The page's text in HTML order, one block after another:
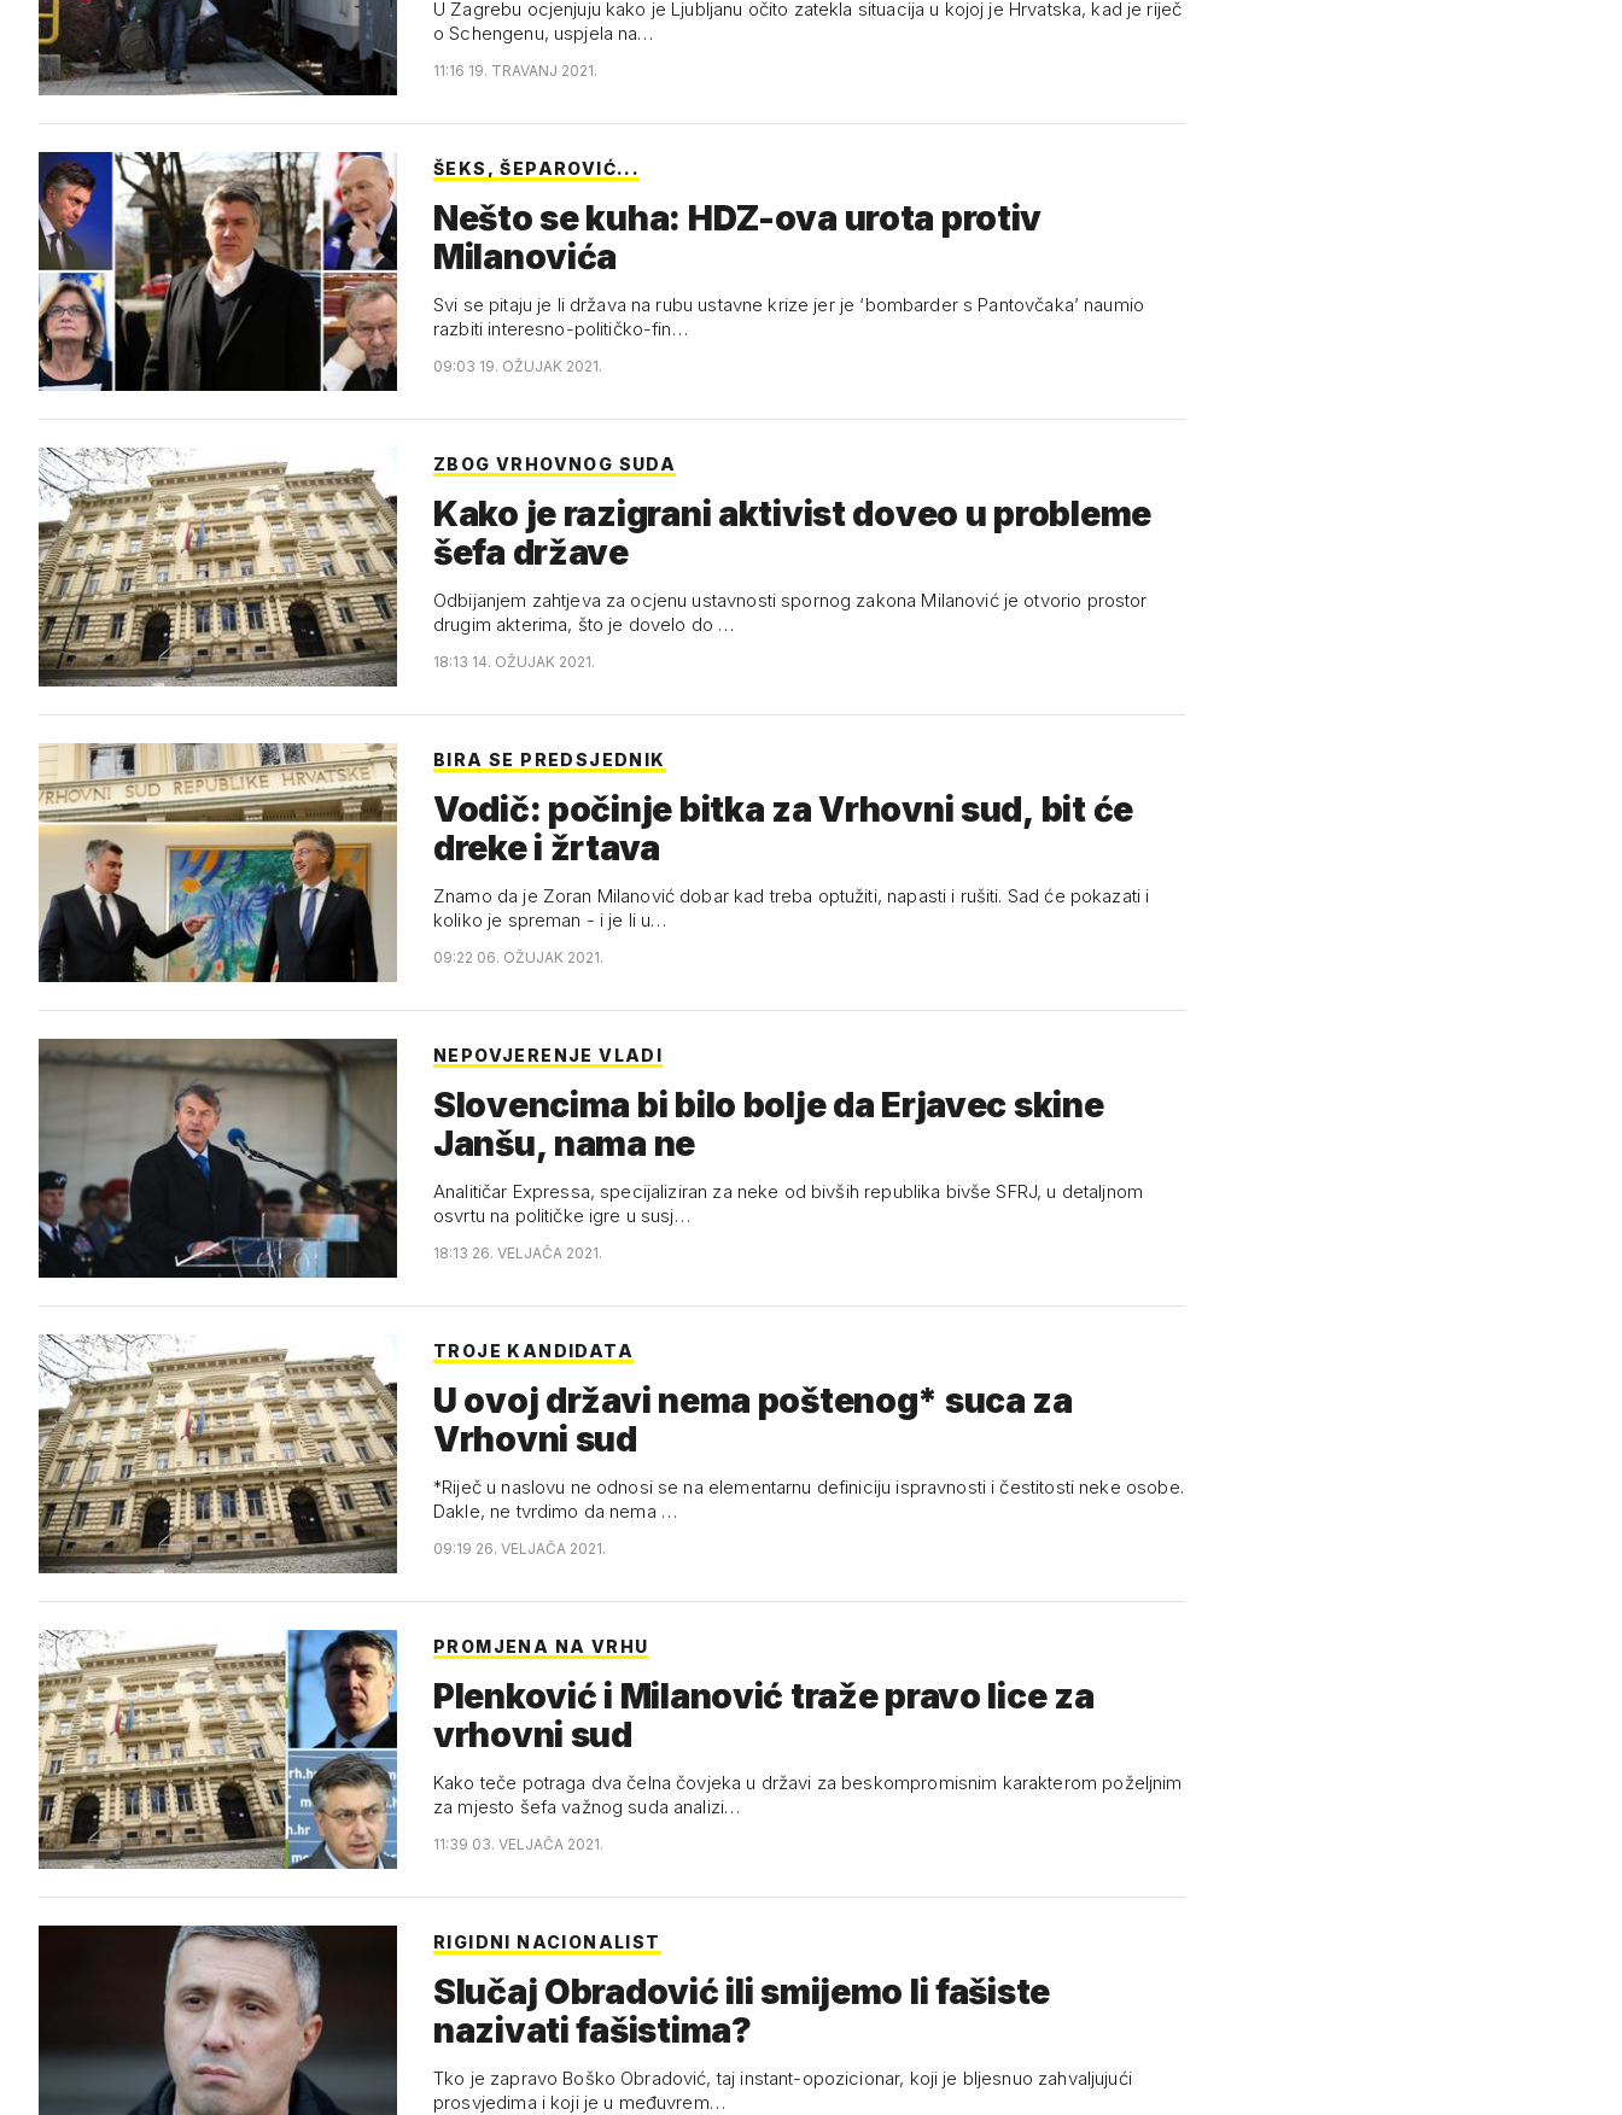
U Zagrebu ocjenjuju kako je Ljubljanu očito zatekla situacija u kojoj je Hrvatska, kad je riječ
o Schengenu, uspjela na…
11:16 19. TRAVANJ 2021.
ŠEKS, ŠEPAROVIĆ...
Nešto se kuha: HDZ-ova urota protiv
Milanovića
Svi se pitaju je li država na rubu ustavne krize jer je ‘bombarder s Pantovčaka’ naumio
razbiti interesno-političko-fin…
09:03 19. OŽUJAK 2021.
ZBOG VRHOVNOG SUDA
Kako je razigrani aktivist doveo u probleme
šefa države
Odbijanjem zahtjeva za ocjenu ustavnosti spornog zakona Milanović je otvorio prostor
drugim akterima, što je dovelo do …
18:13 14. OŽUJAK 2021.
BIRA SE PREDSJEDNIK
Vodič: počinje bitka za Vrhovni sud, bit će
dreke i žrtava
Znamo da je Zoran Milanović dobar kad treba optužiti, napasti i rušiti. Sad će pokazati i
koliko je spreman - i je li u…
09:22 06. OŽUJAK 2021.
NEPOVJERENJE VLADI
Slovencima bi bilo bolje da Erjavec skine
Janšu, nama ne
Analitičar Expressa, specijaliziran za neke od bivših republika bivše SFRJ, u detaljnom
osvrtu na političke igre u susj…
18:13 26. VELJAČA 2021.
TROJE KANDIDATA
U ovoj državi nema poštenog* suca za
Vrhovni sud
*Riječ u naslovu ne odnosi se na elementarnu definiciju ispravnosti i čestitosti neke osobe.
Dakle, ne tvrdimo da nema …
09:19 26. VELJAČA 2021.
PROMJENA NA VRHU
Plenković i Milanović traže pravo lice za
vrhovni sud
Kako teče potraga dva čelna čovjeka u državi za beskompromisnim karakterom poželjnim
za mjesto šefa važnog suda analizi…
11:39 03. VELJAČA 2021.
RIGIDNI NACIONALIST
Slučaj Obradović ili smijemo li fašiste
nazivati fašistima?
Tko je zapravo Boško Obradović, taj instant-opozicionar, koji je bljesnuo zahvaljujući
prosvjedima i koji je u međuvrem…